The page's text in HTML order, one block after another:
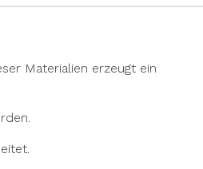
Materialien erzeugt ein